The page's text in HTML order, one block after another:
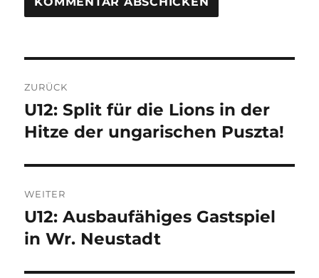
ZURÜCK
Vorheriger
Beitrag:
U12: Split für die Lions in der
Hitze der ungarischen Puszta!
WEITER
Nächster
Beitrag:
U12: Ausbaufähiges Gastspiel
in Wr. Neustadt